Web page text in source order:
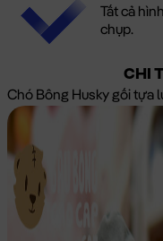
Tất cả
chụp.
CHI
Chó Bông Husky gối tựa